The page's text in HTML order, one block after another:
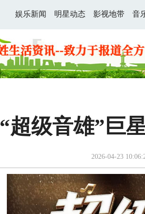
娱乐新闻 明星动态 影视地带 音
“超级音雄”巨
2026-04-23